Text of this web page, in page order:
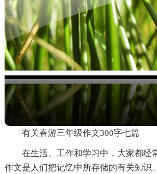
有关春游三年级作文300字七篇
在生活、工作和学习中，大家都经
作文是人们把记忆中所存储的有关知识